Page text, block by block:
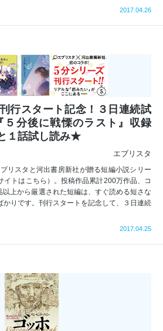
2017.04.26
行スタート記念！３日連続試
５分後に戦慄のラスト』収録
１話試し読み★
エブリスタ
リスタと河出書房新社が贈る短編小説シリー
イトはこちら）。投稿作品累計200万作品、コ
上から厳選された短編は、すぐ読める短さな
かりです。刊行スタートを記念して、３日連続
2017.04.25